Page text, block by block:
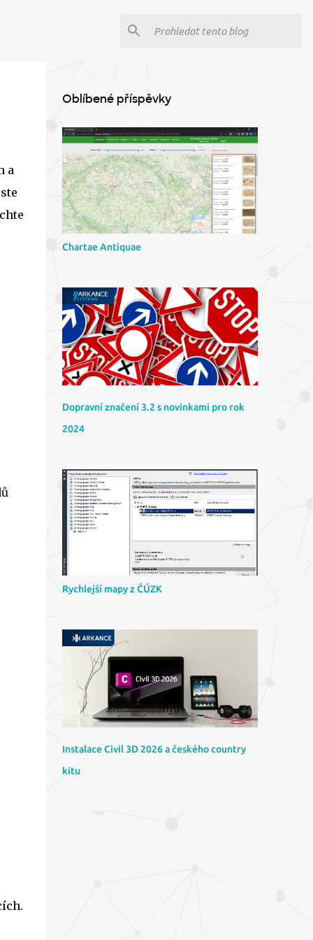
a
Oblíbené příspěvky
Chartae Antiquae
Dopravní značení 3.2 s novinkami pro rok
2024
Rychlejší mapy z ČÚZK
Instalace Civil 3D 2026 a českého country
kitu